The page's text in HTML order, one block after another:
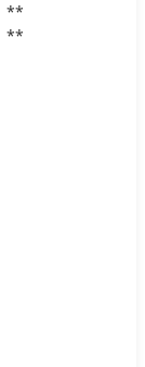
**
**